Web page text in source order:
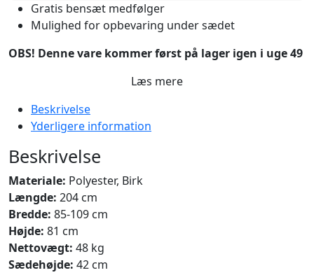
Gratis bensæt medfølger
Mulighed for opbevaring under sædet
OBS! Denne vare kommer først på lager igen i uge 49
Læs mere
Beskrivelse
Yderligere information
Beskrivelse
Materiale: Polyester, Birk
Længde: 204 cm
Bredde: 85-109 cm
Højde: 81 cm
Nettovægt: 48 kg
Sædehøjde: 42 cm